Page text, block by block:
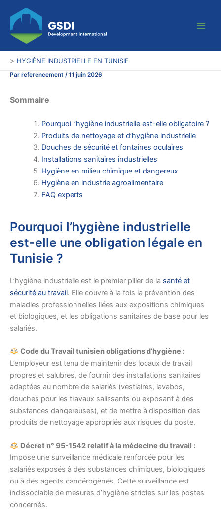
contenu
> HYGIÈNE INDUSTRIELLE EN TUNISIE
Par referencement /11 juin 2026
Sommaire
Pourquoi l’hygiène industrielle est-elle obligatoire ?
Produits de nettoyage et d’hygiène industrielle
Douches de sécurité et fontaines oculaires
Installations sanitaires industrielles
Hygiène en milieu chimique et dangereux
Hygiène en industrie agroalimentaire
FAQ experts
Pourquoi l’hygiène industrielle
est-elle une obligation légale en
Tunisie ?
L’hygiène industrielle est le premier pilier de la santé et
sécurité au travail. Elle couvre à la fois la prévention des
maladies professionnelles liées aux expositions chimiques
et biologiques, et les obligations sanitaires de base pour les
salariés.
Code du Travail tunisien obligations d’hygiène :
L’employeur est tenu de maintenir des locaux de travail
propres et salubres, de fournir des installations sanitaires
adaptées au nombre de salariés (vestiaires, lavabos,
douches pour les travaux salissants ou exposant à des
substances dangereuses), et de mettre à disposition des
produits de nettoyage appropriés aux risques du poste.
Décret n° 95-1542 relatif à la médecine du travail :
Impose une surveillance médicale renforcée pour les
salariés exposés à des substances chimiques, biologiques
ou à des agents cancérogènes. Cette surveillance est
indissociable de mesures d’hygiène strictes sur les postes
concernés.